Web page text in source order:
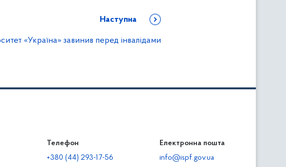
Наступна
«Україна» завинив перед інвалідами
Діяльність
Роботодавцям
Телефон
+380 (44) 293-17-56
Електронна пошта
info@ispf.gov.ua